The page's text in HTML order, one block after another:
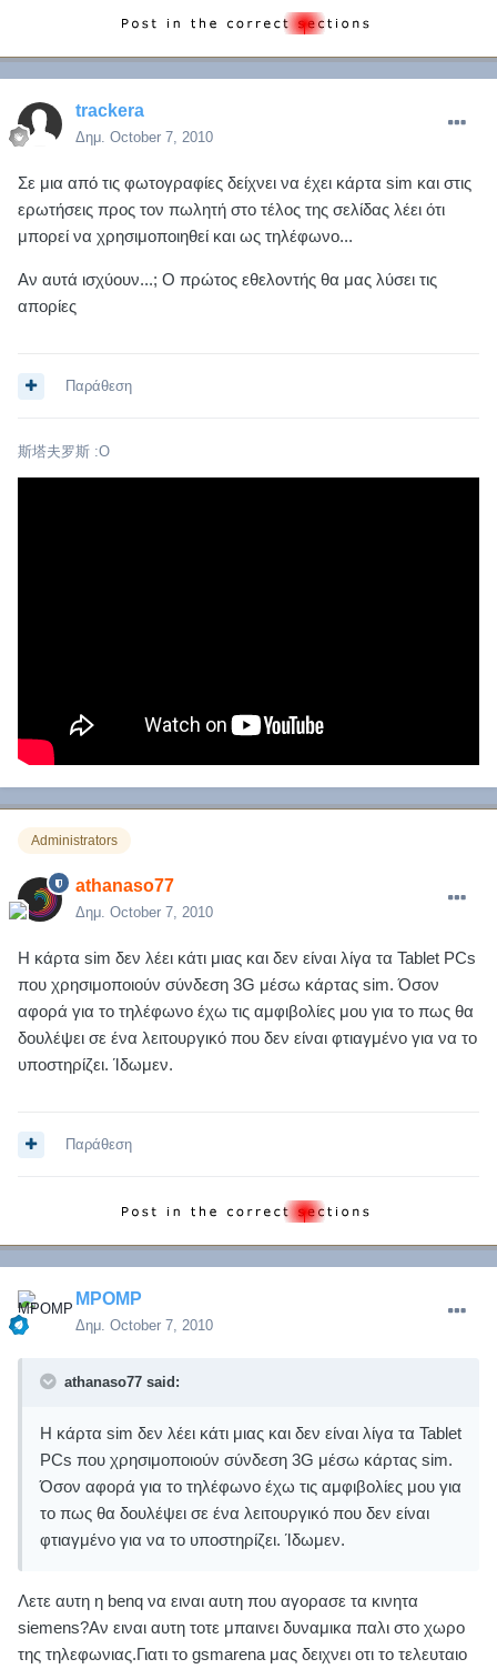
trackera
Δημ. October 7, 2010
Σε μια από τις φωτογραφίες δείχνει να έχει κάρτα sim και στις
ερωτήσεις προς τον πωλητή στο τέλος της σελίδας λέει ότι
μπορεί να χρησιμοποιηθεί και ως τηλέφωνο...
Αν αυτά ισχύουν...; Ο πρώτος εθελοντής θα μας λύσει τις
απορίες
Παράθεση
斯塔夫罗斯 :O
Administrators
athanaso77
Δημ. October 7, 2010
Η κάρτα sim δεν λέει κάτι μιας και δεν είναι λίγα τα Tablet PCs
που χρησιμοποιούν σύνδεση 3G μέσω κάρτας sim. Όσον
αφορά για το τηλέφωνο έχω τις αμφιβολίες μου για το πως θα
δουλέψει σε ένα λειτουργικό που δεν είναι φτιαγμένο για να το
υποστηρίζει. Ίδωμεν.
Παράθεση
MPOMP
Δημ. October 7, 2010
athanaso77 said:
Η κάρτα sim δεν λέει κάτι μιας και δεν είναι λίγα τα Tablet
PCs που χρησιμοποιούν σύνδεση 3G μέσω κάρτας sim.
Όσον αφορά για το τηλέφωνο έχω τις αμφιβολίες μου για
το πως θα δουλέψει σε ένα λειτουργικό που δεν είναι
φτιαγμένο για να το υποστηρίζει. Ίδωμεν.
Λετε αυτη η benq να ειναι αυτη που αγορασε τα κινητα
siemens?Αν ειναι αυτη τοτε μπαινει δυναμικα παλι στο χωρο
της τηλεφωνιας.Γιατι το gsmarena μας δειχνει οτι το τελευταιο